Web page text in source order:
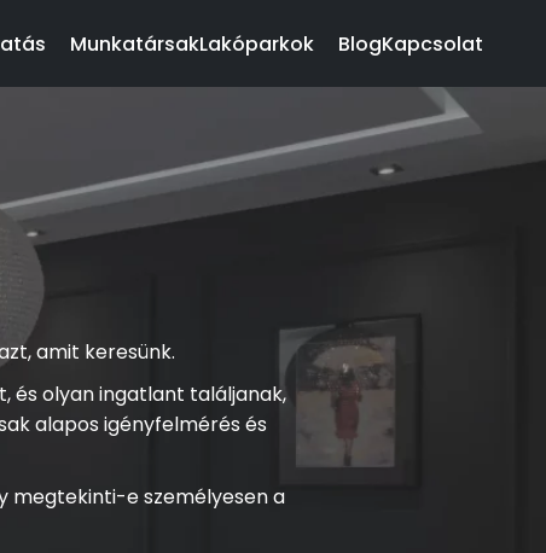
MunkatársakLakóparkok BlogKapcsolat
amit keresünk.
és olyan ingatlant találjanak,
alapos igényfelmérés és
megtekinti-e személyesen a